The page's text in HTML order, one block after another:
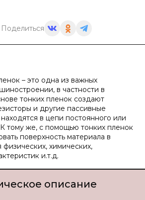
Поделиться
– это одна из важных
в частности в
тонких пленок создают
и другие пассивные
в цепи постоянного или
тому же, с помощью тонких пленок
поверхность материала в
химических,
и.т.д.
описание